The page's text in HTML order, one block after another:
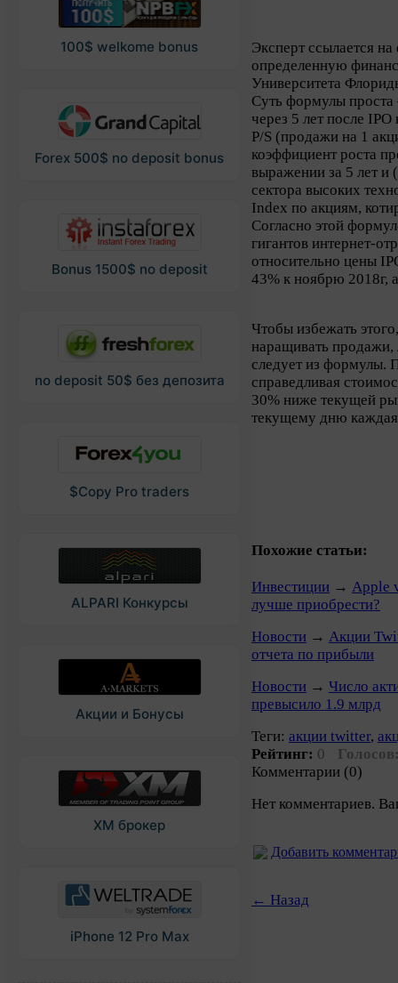
100$ welkome bonus
Forex 500$ no deposit bonus
Bonus 1500$ no deposit
no deposit 50$ без депозита
$Copy Pro traders
ALPARI Конкурсы
Акции и Бонусы
XM брокер
iPhone 12 Pro Max
Эксперт ссылается
определенную
Университета
Суть формулы проста
через 5 лет после
P/S (продажи на 1
коэффициент роста
выражении за 5 лет и
сектора высоких
Index по акциям,
Согласно этой
гигантов интернет-
относительно цены
43% к ноябрю 2018г,
Чтобы избежать
наращивать продажи,
следует из формулы.
справедливая
30% ниже текущей
текущему дню
Похожие статьи:
Инвестиции → Apple
лучше приобрести?
Новости → Акции
отчета по прибыли
Новости → Число
превысило 1.9 млрд
Теги: акции twitter,
Рейтинг: 0
Комментарии (0)
Нет комментариев.
Добавить
← Назад